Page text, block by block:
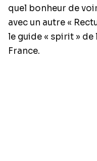
quel bonheur de
avec un autre «
le guide « spirit » de
France.